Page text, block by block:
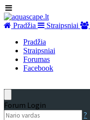
Pradžia Straipsniai
Pradžia
Straipsniai
Forumas
Facebook
Forum Login
?